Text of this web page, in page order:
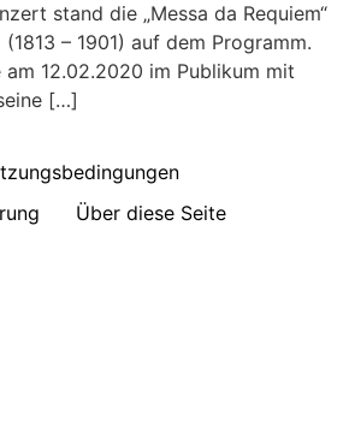
stand die „Messa da Requiem“
– 1901) auf dem Programm.
12.02.2020 im Publikum mit
[…]
Über diese Seite